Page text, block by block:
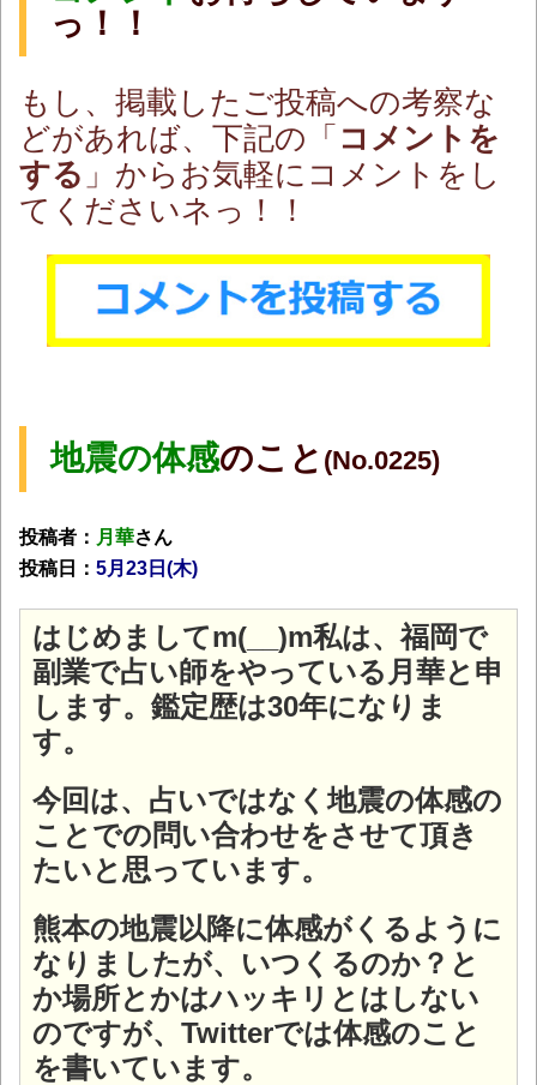
っ！！
もし、掲載したご投稿への考察な
どがあれば、下記の「 コメントを
する 」からお気軽に コメントをし
てくださいネっ！！
地震の体感のこと (No.0225)
投稿者： 月華さん
投稿日
： 5月23日(木)
はじめましてm(__)m私は、福岡で
副業で占い師をやっている月華と申
します。 鑑定歴は30年になりま
す。
今回は、占いではなく地震の体感の
ことでの問い合わせをさせて頂き
たいと思っています。
熊本の地震以降に体感がくるように
なりましたが、いつくるのか？と
か場所とかはハッキリとはしない
のですが、Twitterでは体感のこと
を書いています。